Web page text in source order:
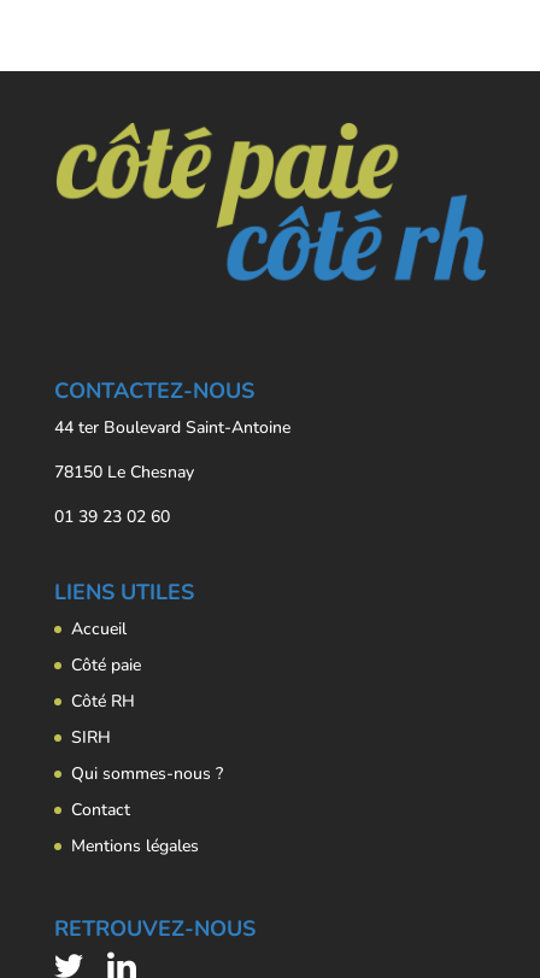
CONTACTEZ-NOUS
44 ter Boulevard Saint-Antoine
78150 Le Chesnay
01 39 23 02 60
LIENS UTILES
Accueil
Côté paie
Côté RH
SIRH
Qui sommes-nous ?
Contact
Mentions légales
RETROUVEZ-NOUS